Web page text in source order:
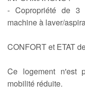
- Copropriété de 3
machine à laver/
CONFORT et ETAT
Ce logement n'est
mobilité réduite.